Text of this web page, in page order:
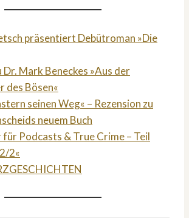
präsentiert Debütroman »Die
Dr. Mark Beneckes »Aus der
des Bösen«
seinen Weg« – Rezension zu
neuem Buch
für Podcasts & True Crime – Teil
2«